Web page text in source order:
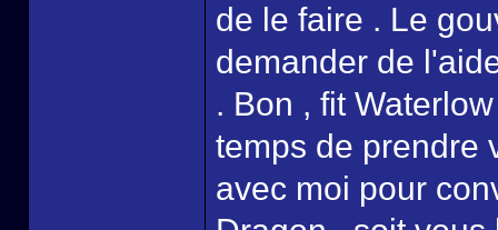
de le faire . Le
demander de
. Bon , fit
temps de prendre
avec moi pour